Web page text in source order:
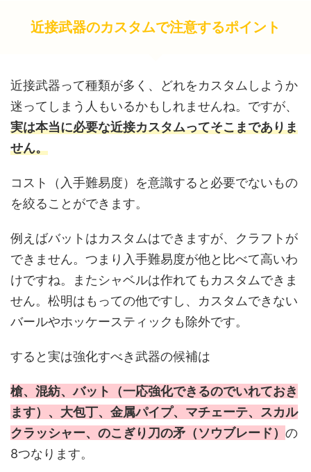
近接武器のカスタムで注意するポイント
近接武器って種類が多く、どれをカスタムしようか
迷ってしまう人もいるかもしれませんね。ですが、
実は本当に必要な近接カスタムってそこまでありま
せん。
コスト（入手難易度）を意識すると必要でないもの
を絞ることができます。
例えばバットはカスタムはできますが、クラフトが
できません。つまり入手難易度が他と比べて高いわ
けですね。またシャベルは作れてもカスタムできま
せん。松明はもっての他ですし、カスタムできない
バールやホッケースティックも除外です。
すると実は強化すべき武器の候補は
槍、混紡、バット（一応強化できるのでいれておき
ます）、大包丁、金属パイプ、マチェーテ、スカル
クラッシャー、のこぎり刀の矛（ソウブレード） の
8つなります。